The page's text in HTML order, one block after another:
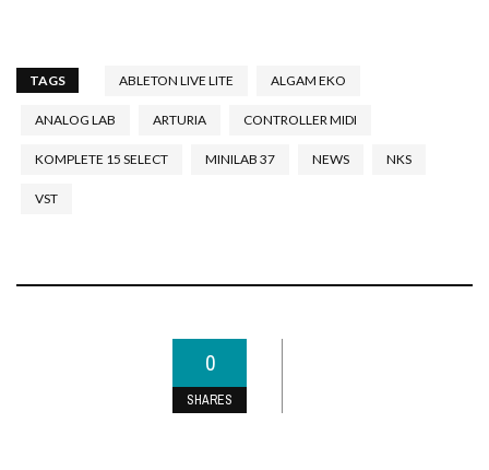
TAGS ABLETON LIVE LITE ALGAM EKO
ANALOG LAB ARTURIA CONTROLLER MIDI
KOMPLETE 15 SELECT MINILAB 37 NEWS NKS
VST
0
SHARES